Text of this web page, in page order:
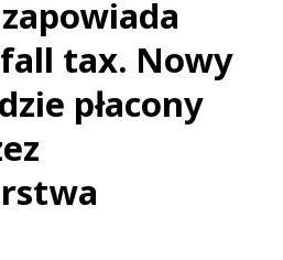
tax. Nowy
płacony